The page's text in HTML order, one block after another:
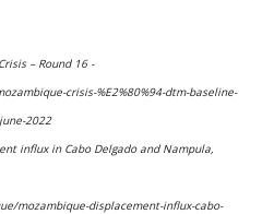
– Round 16 -
crisis-%E2%80%94-dtm-baseline-
2022
influx in Cabo Delgado and Nampula,
mozambique-displacement-influx-cabo-